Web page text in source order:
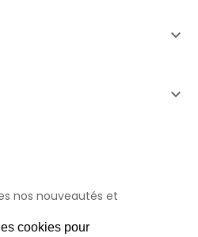
cookies pour
keyboard_arrow_down
keyboard_arrow_down
nos nouveautés et